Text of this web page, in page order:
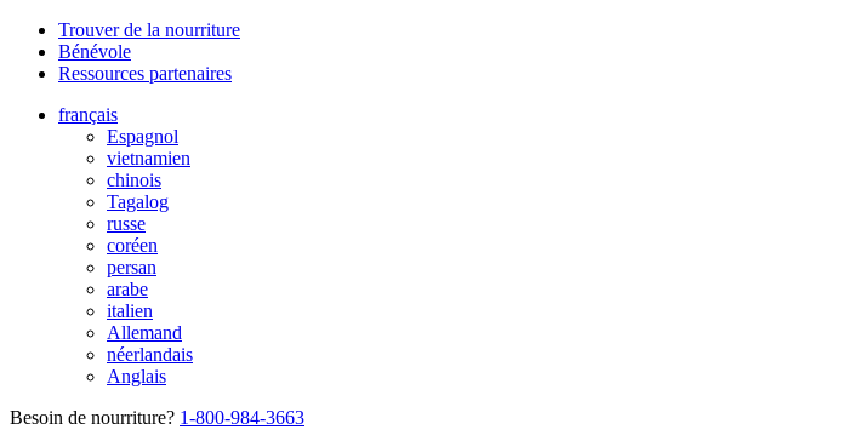
Trouver de la nourriture
Bénévole
Ressources partenaires
français
Espagnol
vietnamien
chinois
Tagalog
russe
coréen
persan
arabe
italien
Allemand
néerlandais
Anglais
Besoin de nourriture? 1-800-984-3663